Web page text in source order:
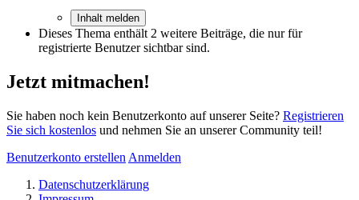
Inhalt melden
Dieses Thema enthält 2 weitere Beiträge, die nur für
registrierte Benutzer sichtbar sind.
Jetzt mitmachen!
Sie haben noch kein Benutzerkonto auf unserer Seite? Registrieren
Sie sich kostenlos und nehmen Sie an unserer Community teil!
Benutzerkonto erstellen Anmelden
Datenschutzerklärung